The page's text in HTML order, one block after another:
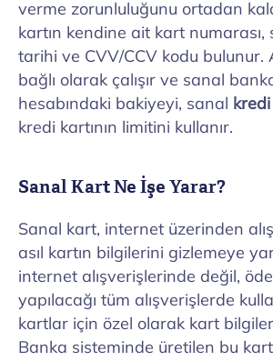
verme zorunluluğunu ortadan
kartın kendine ait kart numarası,
tarihi ve CVV/CCV kodu bulunur.
bağlı olarak çalışır ve sanal
hesabındaki bakiyeyi, sanal
kredi
kredi kartının limitini kullanır.
Sanal Kart Ne İşe Yarar?
Sanal kart, internet üzerinden
asıl kartın bilgilerini gizlemeye
internet alışverişlerinde değil,
yapılacağı tüm alışverişlerde
kartlar için özel olarak kart
Banka sisteminde üretilen bu